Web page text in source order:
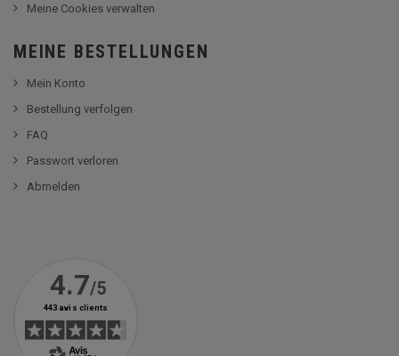
Meine Cookies verwalten
MEINE BESTELLUNGEN
Mein Konto
Bestellung verfolgen
FAQ
Passwort verloren
Abmelden